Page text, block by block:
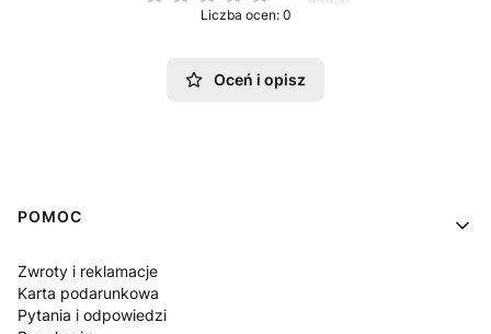
Liczba ocen: 0
Oceń i opisz
Linki w stopce
POMOC
Zwroty i reklamacje
Karta podarunkowa
Pytania i odpowiedzi